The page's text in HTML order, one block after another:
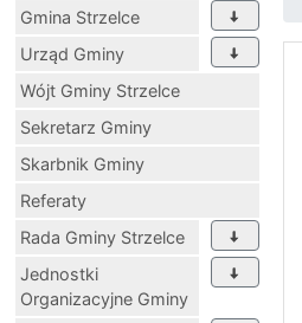
Gmina Strzelce
Urząd Gminy
Wójt Gminy Strzelce
Sekretarz Gminy
Skarbnik Gminy
Referaty
Rada Gminy Strzelce
Jednostki
Organizacyjne Gminy